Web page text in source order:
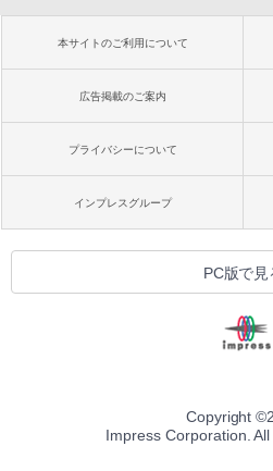
本サイトのご利用について
広告掲載のご案内
プライバシーについて
インプレスグループ
PC版で見
Copyright ©
Impress Corporation.